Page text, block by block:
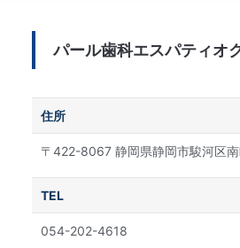
パール歯科エスパティオ
住所
〒422-8067 静岡県静岡市駿河区
TEL
054-202-4618